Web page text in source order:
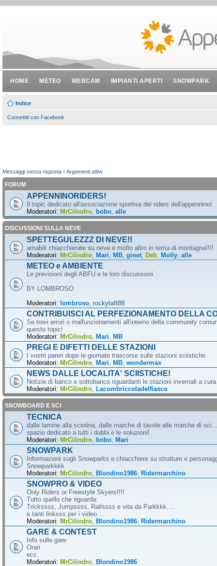
HOME METEO WEBCAM IMPIANTI APERTI SNOWPARK
Indice
Connettiti con Facebook
Messaggi senza risposta • Argomenti attivi
FORUM
APPENNINORIDERS!
Il topic dedicato all'associazione sportiva dei riders dell'appennino!
Moderatori: MrCilindro bobo alle
DISCUSSIONI SULLA NEVE
SPETTEGULEZZZ DI NEVE!!
amabili chiacchierate su neve e molto altro in tema di montagna!!!!
Moderatori: MrCilindro Mari MB ginet Deb Molly alle
METEO e AMBIENTE
Le previsioni degli ABFU e le loro discussioni.
BY LOMBROSO
Moderatori: lombroso rockytaft88
CONTRIBUISCI AL PERFEZIONAMENTO DELLA
Se trovi errori o malfunzionamenti all'interno della community
questo topic!
Moderatori: MrCilindro Mari MB
PREGI E DIFETTI DELLE STAZIONI
I vostri pareri dopo le giornate trascorse sulle stazioni sciistiche
Moderatori: MrCilindro Mari MB wondermax
NEWS DALLE LOCALITA' SCIISTICHE!
Notizie di banco e sottobanco riguardanti le stazioni invernali a
Moderatori: MrCilindro Lacombriccoladelfiasco
SNOWBOARD E SCI
TECNICA
dalle lamine alla sciolina, dalle marche di tavole alle marche di
spazio dedicato a tutti i dubbi e le soluzioni!
Moderatori: MrCilindro bobo Mari
SNOWPARK
Informazioni sugli Snowparks e chiacchiere su strutture e
Snowparkkkk
Moderatori: MrCilindro Blondino1986 Ridermarchino
SNOWPRO & VIDEO
Only Riders or Freestyle Skyers!!!!
Tutto quello che riguarda:
Trickssss, Jumpssss, Railssss e vita da Parkkkk....
e tanti linksss per i video....
Moderatori: MrCilindro Blondino1986 Ridermarchino
GARE & CONTEST
Info sulle gare
Orari
ecc.
Moderatori: MrCilindro Blondino1986